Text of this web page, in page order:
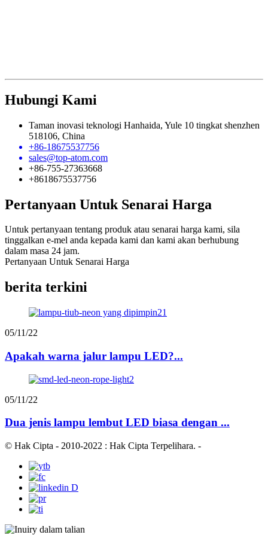
Hubungi Kami
Taman inovasi teknologi Hanhaida, Yule 10 tingkat shenzhen
518106, China
+86-18675537756
sales@top-atom.com
+86-755-27363668
+8618675537756
Pertanyaan Untuk Senarai Harga
Untuk pertanyaan tentang produk atau senarai harga kami, sila
tinggalkan e-mel anda kepada kami dan kami akan berhubung
dalam masa 24 jam.
Pertanyaan Untuk Senarai Harga
berita terkini
05/11/22
Apakah warna jalur lampu LED?...
05/11/22
Dua jenis lampu lembut LED biasa dengan ...
© Hak Cipta - 2010-2022 : Hak Cipta Terpelihara. -